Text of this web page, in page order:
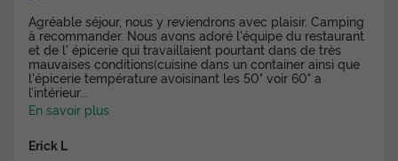
Agréable séjour, nous y reviendrons avec plaisir. Camping
à recommander. Nous avons adoré l'équipe du restaurant
et de l' épicerie qui travaillaient pourtant dans de très
mauvaises conditions(cuisine dans un container ainsi que
l'épicerie température avoisinant les 50° voir 60° a
l’intérieur...
En savoir plus
Erick L